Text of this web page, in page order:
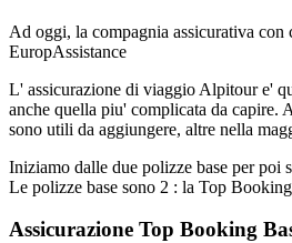
Ad oggi, la compagnia assicurativa
EuropAssistance
L' assicurazione di viaggio Alpitour e'
anche quella piu' complicata da capire.
sono utili da aggiungere, altre nella
Iniziamo dalle due polizze base per poi
Le polizze base sono 2 : la Top
Assicurazione Top Booking